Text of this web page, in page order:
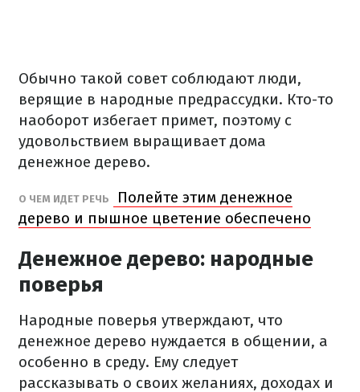
Обычно такой совет соблюдают люди,
верящие в народные предрассудки. Кто-то
наоборот избегает примет, поэтому с
удовольствием выращивает дома
денежное дерево.
О ЧЕМ ИДЕТ РЕЧЬ
Полейте этим денежное
дерево и пышное цветение обеспечено
Денежное дерево: народные
поверья
Народные поверья утверждают, что
денежное дерево нуждается в общении, а
особенно в среду. Ему следует
рассказывать о своих желаниях, доходах и